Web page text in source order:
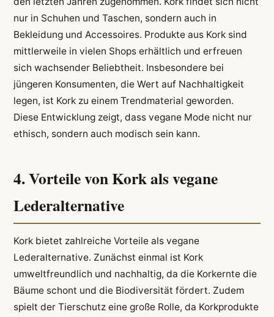
nur in Schuhen und Taschen, sondern auch in
Bekleidung und Accessoires. Produkte aus Kork sind
mittlerweile in vielen Shops erhältlich und erfreuen
sich wachsender Beliebtheit. Insbesondere bei
jüngeren Konsumenten, die Wert auf Nachhaltigkeit
legen, ist Kork zu einem Trendmaterial geworden.
Diese Entwicklung zeigt, dass vegane Mode nicht nur
ethisch, sondern auch modisch sein kann.
4. Vorteile von Kork als vegane
Lederalternative
Kork bietet zahlreiche Vorteile als vegane
Lederalternative. Zunächst einmal ist Kork
umweltfreundlich und nachhaltig, da die Korkernte die
Bäume schont und die Biodiversität fördert. Zudem
spielt der Tierschutz eine große Rolle, da Korkprodukte